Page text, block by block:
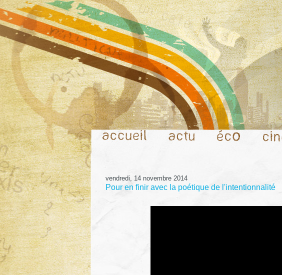
vendredi, 14 novembre 2014
Pour en finir avec la poétique de l'intentionnalité